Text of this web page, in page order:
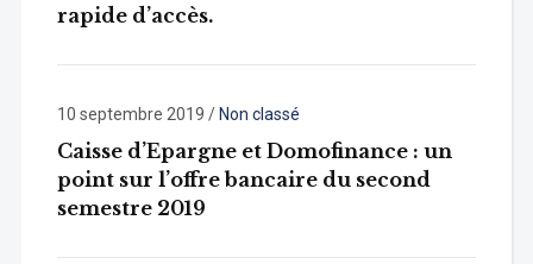
rapide d’accès.
10 septembre 2019 / Non classé
Caisse d’Epargne et Domofinance : un
point sur l’offre bancaire du second
semestre 2019